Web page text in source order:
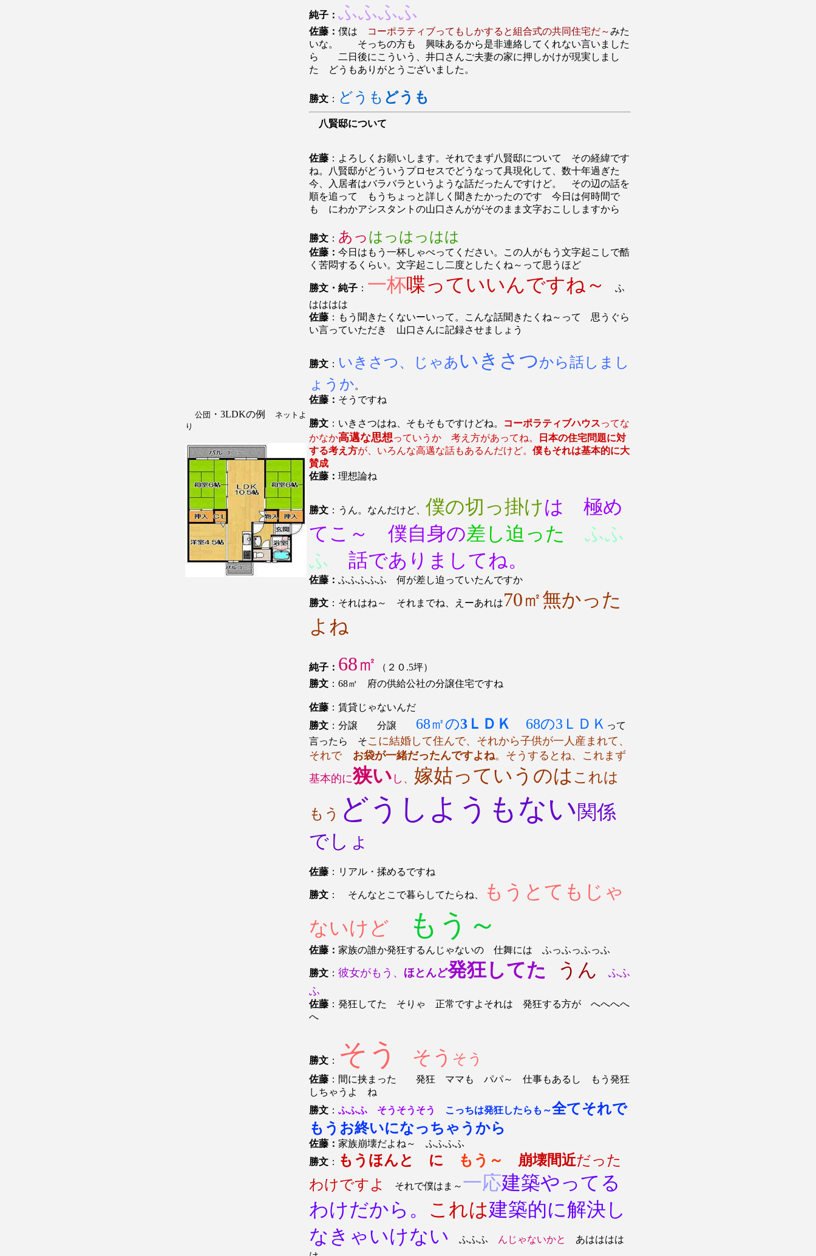
公団 ・3LDKの例
ネットよ
り
純子： ふふふふ
佐藤： 僕は コーポラティブってもしかすると組合式の共同住宅だ～みた
いな。 そっちの方も 興味あるから是非連絡してくれない言いました
ら 二日後にこういう、井口さんご夫妻の家に押しかけが現実しまし
た どうもありがとうございました。
勝文 ： どうも どうも
八賢邸について
佐藤 ：よろしくお願いします。それでまず八賢邸について その経緯です
ね。八賢邸がどういうプロセスでどうなって具現化して、数十年過ぎた
今、入居者はバラバラというような話だったんですけど。 その辺の話を
順を追って もうちょっと詳しく聞きたかったのです 今日は何時間で
も にわかアシスタントの山口さんががそのまま文字おこししますから
勝文 ： あっはっはっはは
佐藤： 今日はもう一杯しゃべってください。この人がもう文字起こしで酷
く苦悶するくらい。文字起こし二度としたくね～って思うほど
勝文・純子 ： 一杯喋っていいんですね～
ふ
はははは
佐藤 ：もう聞きたくないーいって。こんな話聞きたくね～って 思うぐら
い言っていただき 山口さんに記録させましょう
勝文 ： いきさつ、じゃあいきさつから話しまし
ょうか。
佐藤： そうですね
勝文 ：いきさつはね、そもそもですけどね。 コーポラティブハウスってな
かなか高邁な思想っていうか 考え方があってね。
日本の住宅問題に対
する考え方が、いろんな高邁な話もあるんだけど。 僕もそれは基本的に大
賛成
佐藤： 理想論ね
勝文 ：うん。なんだけど、 僕の切っ掛けは 極め
てこ～ 僕自身の差し迫った
ふふ
ふ 話でありましてね。
佐藤： ふふふふふ 何が差し迫っていたんですか
勝文 ：それはね～ それまでね、えーあれは70㎡無かった
よね
純子： 68㎡
（２０.5坪）
勝文 ：68㎡ 府の供給公社の分譲住宅ですね
佐藤 ：賃貸じゃないんだ
勝文 ：分譲 分譲 68㎡の3ＬＤＫ 68の3ＬＤＫ って
言ったら そこに結婚して住んで、それから子供が一人産まれて、
それで お袋が一緒だったんですよね。そうするとね、これまず
基本的に狭い し 、 嫁姑っていうのは これは
もう どうしようもない関係
でしょ
佐藤 ：リアル・揉めるですね
勝文 ： そんなとこで暮らしてたらね、
もうとてもじゃ
ないけど
もう～
佐藤： 家族の誰か発狂するんじゃないの 仕舞には ふっふっふっふ
勝文 ： 彼女がもう、 ほとんど発狂してた うん
ふふ
ふ
佐藤 ：発狂してた そりゃ 正常ですよそれは 発狂する方が へへへへ
へ
勝文 ： そう そう そう
佐藤 ：間に挟まった 発狂 ママも パパ～ 仕事もあるし もう発狂
しちゃうよ ね
勝文 ： ふふふ そうそうそう こっちは発狂したらも～全てそれで
もうお終いになっちゃうから
佐藤： 家族崩壊だよね～ ふふふふ
勝文 ： もうほんと に もう～ 崩壊間近だった
わけですよ
それで僕はま～ 一応建築やってる
わけだから。 これは建築的に解決し
なきゃいけない
ふふふ んじゃないかと
あはははは